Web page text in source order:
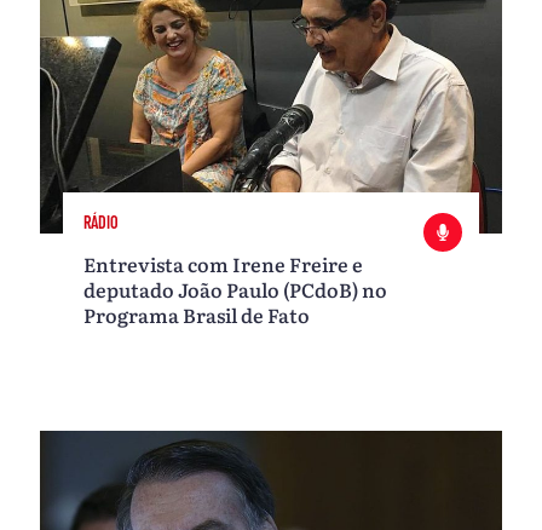
RÁDIO
Entrevista com Irene Freire e
deputado João Paulo (PCdoB) no
Programa Brasil de Fato